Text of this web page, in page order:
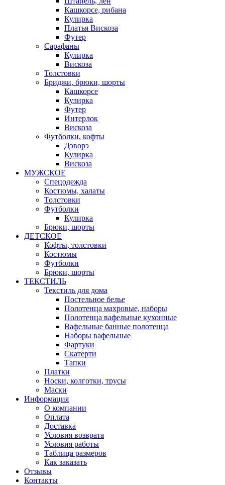
Кашкорсе, рибана
Кулирка
Платья Вискоза
Футер
Сарафаны
Кулирка
Вискоза
Толстовки
Бриджи, брюки, шорты
Кашкорсе
Кулирка
Футер
Интерлок
Вискоза
Футболки, кофты
Дэворэ
Кулирка
Вискоза
МУЖСКОЕ
Спецодежда
Костюмы, халаты
Толстовки
Футболки
Кулирка
Брюки, шорты
ДЕТСКОЕ
Кофты, толстовки
Костюмы
Футболки
Брюки, шорты
ТЕКСТИЛЬ
Текстиль для дома
Постельное белье
Полотенца махровые, наборы
Полотенца вафельные кухонные
Вафельные банные полотенца
Наборы вафельные
Фартуки
Скатерти
Тапки
Платки
Носки, колготки, трусы
Маски
Информация
О компании
Оплата
Доставка
Условия возврата
Условия работы
Таблица размеров
Как заказать
Отзывы
Контакты